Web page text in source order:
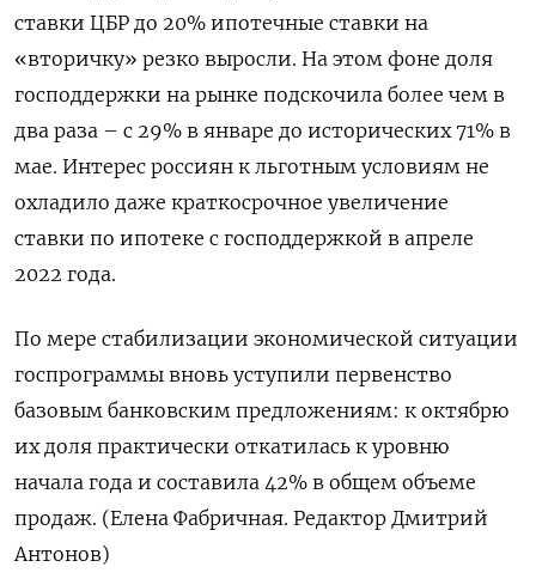
ставки ЦБР до 20% ипотечные ставки на
«вторичку» резко выросли. На этом фоне доля
господдержки на рынке подскочила более чем в
два раза – с 29% в январе до исторических 71% в
мае. Интерес россиян к льготным условиям не
охладило даже краткосрочное увеличение
ставки по ипотеке с господдержкой в апреле
2022 года.
По мере стабилизации экономической ситуации
госпрограммы вновь уступили первенство
базовым банковским предложениям: к октябрю
их доля практически откатилась к уровню
начала года и составила 42% в общем объеме
продаж. (Елена Фабричная. Редактор Дмитрий
Антонов)